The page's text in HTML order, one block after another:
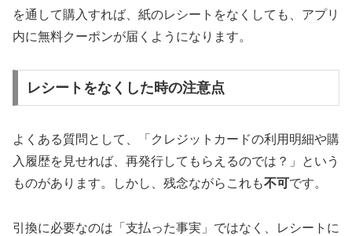
を通して購入すれば、紙のレシートをなくしても、アプリ
内に無料クーポンが届くようになります。
レシートをなくした時の注意点
よくある質問として、「クレジットカードの利用明細や購
入履歴を見せれば、再発行してもらえるのでは？」という
ものがあります。しかし、残念ながらこれも不可です。
引換に必要なのは「支払った事実」ではなく、レシートに